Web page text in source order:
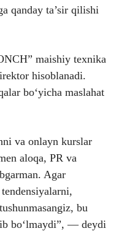
qanday ta’sir qilishi
maishiy texnika
hisoblanadi.
bo‘yicha maslahat
va onlayn kurslar
aloqa, PR va
Agar
bu
bo‘lmaydi”, — deydi